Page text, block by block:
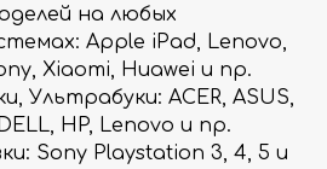
на любых
Apple iPad, Lenovo,
Xiaomi, Huawei и пр.
Ультрабуки: ACER, ASUS,
HP, Lenovo и пр.
Sony Playstation 3, 4, 5 и